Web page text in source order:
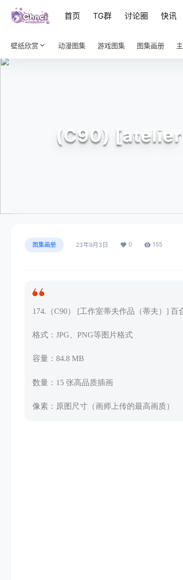
首页 TG群 讨论圈 快讯
壁纸欣赏 动漫图集 游戏图集 图集画册
(C90)
图集画册 23年9月3日 0 155
174.（C90） [工作室蒂夫作品（蒂夫）] 百
格式：JPG、PNG等图片格式
容量：84.8 MB
数量：15 张高品质插画
像素：原图尺寸（画师上传的最高画质）